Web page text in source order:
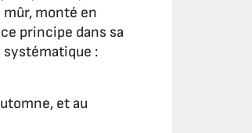
monté en
principe dans sa
systématique :
et au